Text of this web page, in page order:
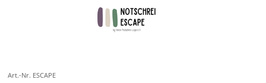
Art.-Nr. ESCAPE